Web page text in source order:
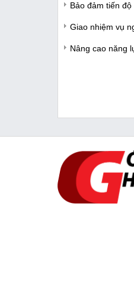
Bảo đảm tiến
Giao nhiệm vụ
Nâng cao năng